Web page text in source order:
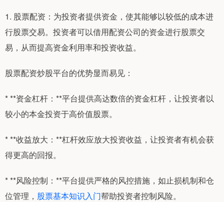
1. 股票配资：为投资者提供资金，使其能够以较低的成本进
行股票交易。投资者可以借用配资公司的资金进行股票交
易，从而提高资金利用率和投资收益。
股票配资炒股平台的优势显而易见：
* **资金杠杆：**平台提供高达数倍的资金杠杆，让投资者以
较小的本金投资于高价值股票。
* **收益放大：**杠杆效应放大投资收益，让投资者有机会获
得更高的回报。
* **风险控制：**平台提供严格的风控措施，如止损机制和仓
位管理， 股票基本知识入门帮助投资者控制风险。